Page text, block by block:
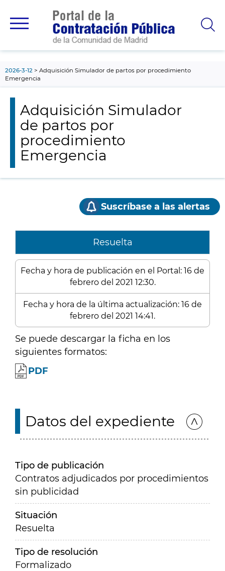
principal
2026-3-12
Adquisición Simulador de partos por procedimiento
Emergencia
Adquisición Simulador
de partos por
procedimiento
Emergencia
Suscríbase a las alertas
Resuelta
Fecha y hora de publicación en el Portal: 16 de
febrero del 2021 12:30.
Fecha y hora de la última actualización: 16 de
febrero del 2021 14:41.
Se puede descargar la ficha en los
siguientes formatos:
PDF
Datos del expediente
Tipo de publicación
Contratos adjudicados por procedimientos
sin publicidad
Situación
Resuelta
Tipo de resolución
Formalizado